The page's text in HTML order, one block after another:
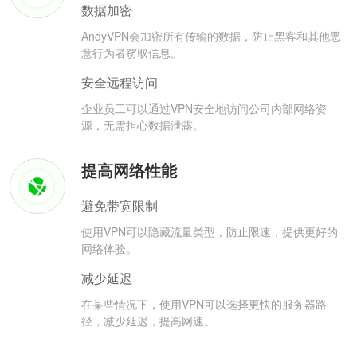
数据加密
AndyVPN会加密所有传输的数据，防止黑客和其他恶
意行为者窃取信息。
安全远程访问
企业员工可以通过VPN安全地访问公司内部网络资
源，无需担心数据泄露。
提高网络性能
避免带宽限制
使用VPN可以隐藏流量类型，防止限速，提供更好的
网络体验。
减少延迟
在某些情况下，使用VPN可以选择更快的服务器路
径，减少延迟，提高网速。